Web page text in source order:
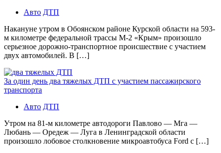
Авто ДТП
Накануне утром в Обоянском районе Курской области на 593-
м километре федеральной трассы М-2 «Крым» произошло
серьезное дорожно-транспортное происшествие с участием
двух автомобилей. В […]
За один день два тяжелых ДТП с участием пассажирского
транспорта
Авто ДТП
Утром на 81-м километре автодороги Павлово — Мга —
Любань — Оредеж — Луга в Ленинградской области
произошло лобовое столкновение микроавтобуса Ford с […]